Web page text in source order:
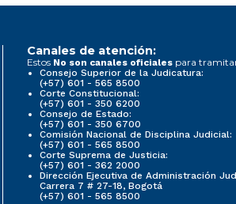
Canales de atención:
Estos No son canales oficiales para
Consejo Superior de la Judicatura:
(+57) 601 - 565 8500
Corte Constitucional:
(+57) 601 - 350 6200
Consejo de Estado:
(+57) 601 - 350 6700
Comisión Nacional de Disciplina Judicial:
(+57) 601 - 565 8500
Corte Suprema de Justicia:
(+57) 601 - 362 2000
Dirección Ejecutiva de Administración
Carrera 7 # 27-18, Bogotá
(+57) 601 - 565 8500